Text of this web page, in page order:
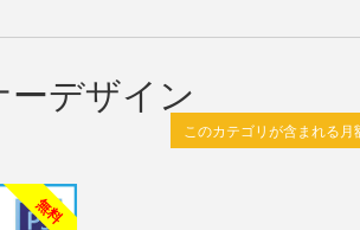
デザイン
このカテゴリが含まれる月
無料